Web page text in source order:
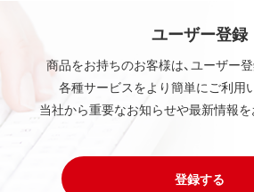
ユーザー登録
商品をお持ちのお客様は、ユーザー
各種サービスをより簡単にご利用
当社から重要なお知らせや最新情報を
登録する